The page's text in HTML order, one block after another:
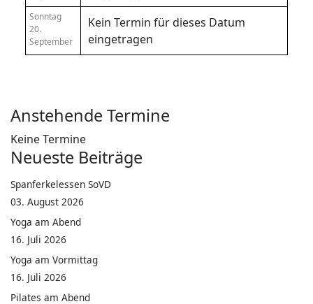
Sonntag
20.
September
Kein Termin für dieses Datum
eingetragen
Anstehende Termine
Keine Termine
Neueste Beiträge
Spanferkelessen SoVD
03. August 2026
Yoga am Abend
16. Juli 2026
Yoga am Vormittag
16. Juli 2026
Pilates am Abend